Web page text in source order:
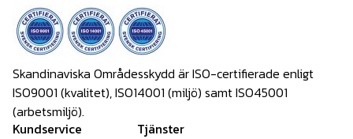
Skandinaviska Områdesskydd är ISO-certifierade enligt
ISO9001 (kvalitet), ISO14001 (miljö) samt ISO45001
(arbetsmiljö).
Kundservice
Tjänster